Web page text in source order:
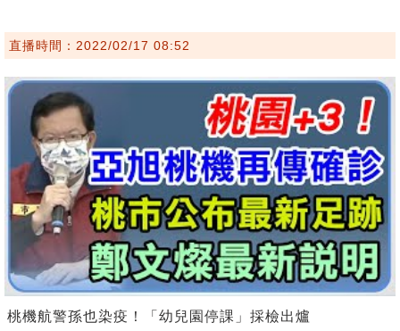
直播時間：2022/02/17 08:52
桃機航警孫也染疫！「幼兒園停課」採檢出爐